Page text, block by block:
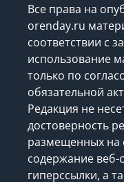
Все права на
orenday.ru
соответствии с
использование
только по
обязательной
Редакция не
достоверность
размещенных на
содержание веб-
гиперссылки, а